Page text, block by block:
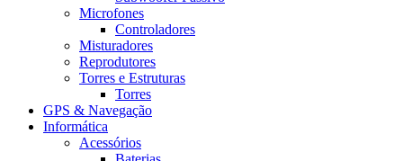
Microfones
Controladores
Misturadores
Reprodutores
Torres e Estruturas
Torres
GPS & Navegação
Informática
Acessórios